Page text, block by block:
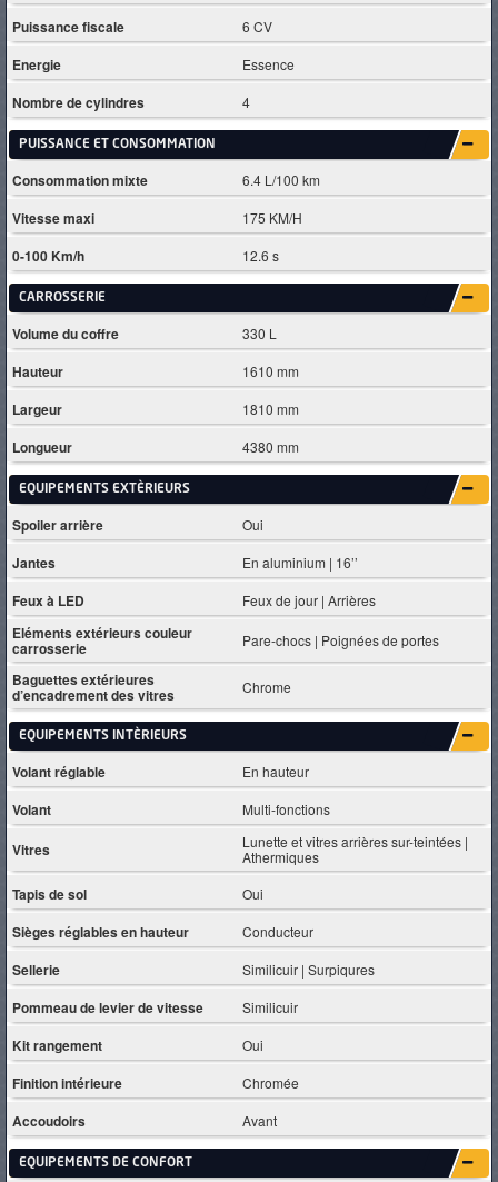
Puissance fiscale 6 CV
Energie Essence
Nombre de cylindres 4
PUISSANCE ET CONSOMMATION
Consommation mixte 6.4 L/100 km
Vitesse maxi 175 KM/H
0-100 Km/h 12.6 s
CARROSSERIE
Volume du coffre 330 L
Hauteur 1610 mm
Largeur 1810 mm
Longueur 4380 mm
EQUIPEMENTS EXTÈRIEURS
Spoiler arrière Oui
Jantes En aluminium | 16’’
Feux à LED Feux de jour | Arrières
Eléments extérieurs couleur
carrosserie Pare-chocs | Poignées de portes
Baguettes extérieures
d’encadrement des vitres Chrome
EQUIPEMENTS INTÈRIEURS
Volant réglable En hauteur
Volant Multi-fonctions
Vitres
Lunette et vitres arrières sur-teintées |
Athermiques
Tapis de sol Oui
Sièges réglables en hauteur Conducteur
Sellerie Similicuir | Surpiqures
Pommeau de levier de vitesse Similicuir
Kit rangement Oui
Finition intérieure Chromée
Accoudoirs Avant
EQUIPEMENTS DE CONFORT